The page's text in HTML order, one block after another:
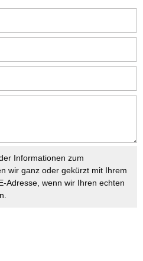
Informationen zum
wir ganz oder gekürzt mit Ihrem
Adresse, wenn wir Ihren echten